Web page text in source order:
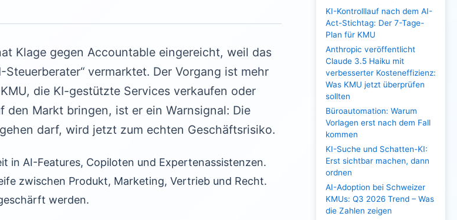
Klage gegen Accountable eingereicht, weil das
vermarktet. Der Vorgang ist mehr
die KI-gestützte Services verkaufen oder
den Markt bringen, ist er ein Warnsignal: Die
darf, wird jetzt zum echten Geschäftsrisiko.
in AI-Features, Copiloten und Expertenassistenzen.
zwischen Produkt, Marketing, Vertrieb und Recht.
werden.
KI-Kontrolllauf nach dem AI-
Act-Stichtag: Der 7-Tage-
Plan für KMU
Anthropic veröffentlicht
Claude 3.5 Haiku mit
verbesserter Kosteneffizienz:
Was KMU jetzt überprüfen
sollten
Büroautomation: Warum
Vorlagen erst nach dem Fall
kommen
KI-Suche und Schatten-KI:
Erst sichtbar machen, dann
ordnen
AI-Adoption bei Schweizer
KMUs: Q3 2026 Trend – Was
die Zahlen zeigen